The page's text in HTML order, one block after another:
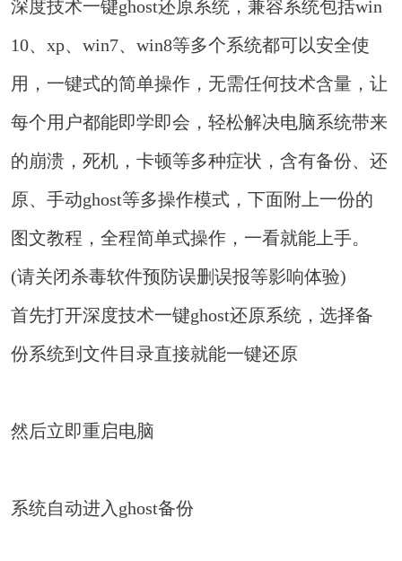
深度技术一键ghost还原系统，兼容系统包括win
10、xp、win7、win8等多个系统都可以安全使
用，一键式的简单操作，无需任何技术含量，让
每个用户都能即学即会，轻松解决电脑系统带来
的崩溃，死机，卡顿等多种症状，含有备份、还
原、手动ghost等多操作模式，下面附上一份的
图文教程，全程简单式操作，一看就能上手。
(请关闭杀毒软件预防误删误报等影响体验)
首先打开深度技术一键ghost还原系统，选择备
份系统到文件目录直接就能一键还原
然后立即重启电脑
系统自动进入ghost备份